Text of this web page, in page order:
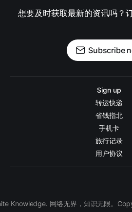
想要及时获取最新的资讯吗？
Subscribe
Sign up
转运快递
省钱指北
手机卡
旅行记录
用户协议
Knowledge. 网络无界，知识无限。